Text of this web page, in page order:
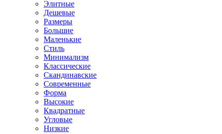
Элитные
Дешевые
Размеры
Большие
Маленькие
Стиль
Минимализм
Классические
Скандинавские
Современные
Форма
Высокие
Квадратные
Угловые
Низкие